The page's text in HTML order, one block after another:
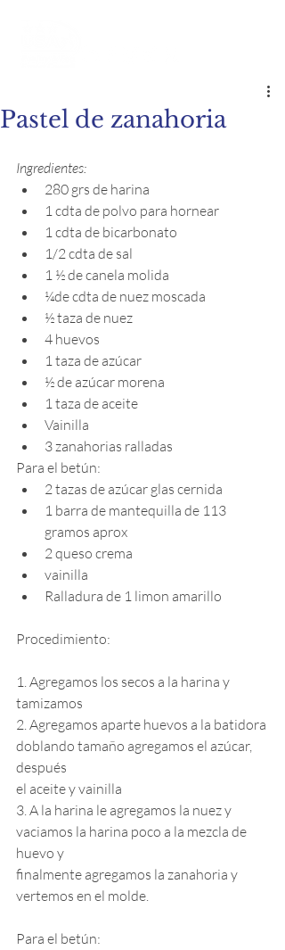
Pastel de zanahoria
Ingredientes:
280 grs de harina
1 cdta de polvo para hornear
1 cdta de bicarbonato
1/2 cdta de sal
1 ½ de canela molida
¼de cdta de nuez moscada
½ taza de nuez
4 huevos
1 taza de azúcar
½ de azúcar morena
1 taza de aceite
Vainilla
3 zanahorias ralladas
Para el betún:
2 tazas de azúcar glas cernida
1 barra de mantequilla de 113
gramos aprox
2 queso crema
vainilla
Ralladura de 1 limon amarillo
Procedimiento:
1. Agregamos los secos a la harina y
tamizamos
2. Agregamos aparte huevos a la batidora
doblando tamaño agregamos el azúcar,
después
el aceite y vainilla
3. A la harina le agregamos la nuez y
vaciamos la harina poco a la mezcla de
huevo y
finalmente agregamos la zanahoria y
vertemos en el molde.
Para el betún: